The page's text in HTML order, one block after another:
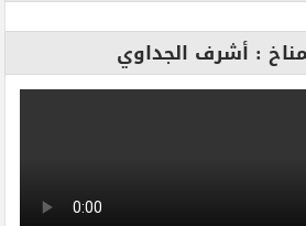
: أشرف الجداوي